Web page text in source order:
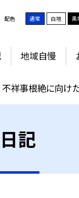
配色 通常 白地 黒
地域自慢
不祥事根絶に向け
記